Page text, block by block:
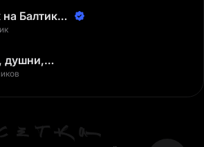
Балтике |
душни,